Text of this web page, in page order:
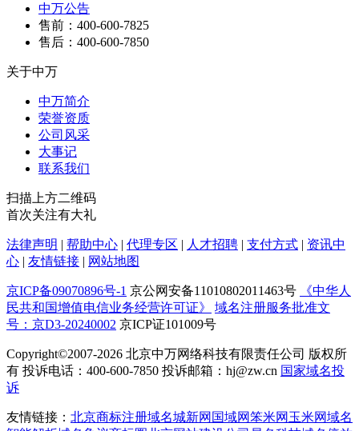
中万公告
售前：400-600-7825
售后：400-600-7850
关于中万
中万简介
荣誉资质
公司风采
大事记
联系我们
扫描上方二维码
首次关注有大礼
法律声明 | 帮助中心 | 代理专区 | 人才招聘 | 支付方式 | 资讯中
心 | 友情链接 | 网站地图
京ICP备09070896号-1 京公网安备11010802011463号
《中华人
民共和国增值电信业务经营许可证》
域名注册服务批准文
号：京D3-20240002 京ICP证101009号
Copyright©2007-2026 北京中万网络科技有限责任公司 版权所
有 投诉电话：400-600-7850 投诉邮箱：hj@zw.cn 国家域名投
诉
友情链接： 北京商标注册域名城新网 国域网笨米网 玉米网域名